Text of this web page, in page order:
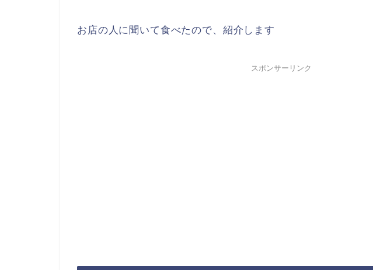
お店の人に聞いて食べたので、紹介します
スポンサーリンク